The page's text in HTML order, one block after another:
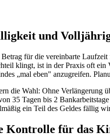
und
für die vereinbarte
klingt, ist in der Praxis oft ein
„mal eben" anzugreifen.
die Wahl: Ohne Verlängerung
35 Tagen bis 2
ein Teil des Geldes fällig
Kontrolle für das